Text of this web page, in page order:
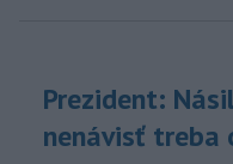
Prezident:
nenávisť treba